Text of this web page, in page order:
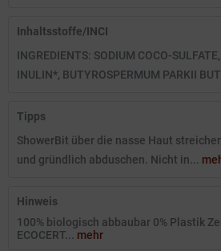
Inhaltsstoffe/INCI
INGREDIENTS: SODIUM COCO-
INULIN*, BUTYROSPERMUM PARKII
Tipps
ShowerBit über die nasse Haut
und gründlich abduschen. Nicht in...
Hinweis
100% biologisch abbaubar 0% Plastik
ECOCERT... mehr